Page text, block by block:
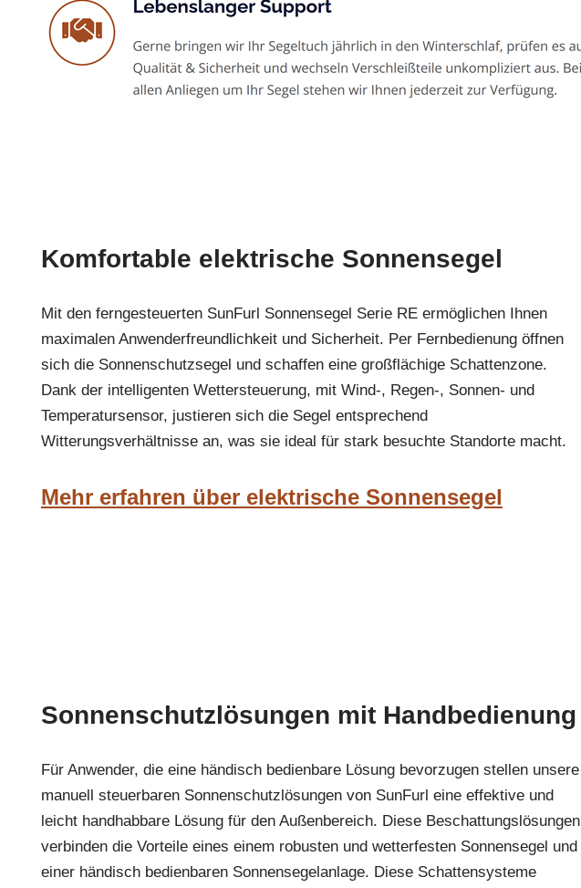
Komfortable elektrische Sonnensegel
Mit den ferngesteuerten SunFurl Sonnensegel Serie RE ermöglichen Ihnen
maximalen Anwenderfreundlichkeit und Sicherheit. Per Fernbedienung öffnen
sich die Sonnenschutzsegel und schaffen eine großflächige Schattenzone.
Dank der intelligenten Wettersteuerung, mit Wind-, Regen-, Sonnen- und
Temperatursensor, justieren sich die Segel entsprechend
Witterungsverhältnisse an, was sie ideal für stark besuchte Standorte macht.
Mehr erfahren über elektrische Sonnensegel
Sonnenschutzlösungen mit Handbedienung
Für Anwender, die eine händisch bedienbare Lösung bevorzugen stellen unsere
manuell steuerbaren Sonnenschutzlösungen von SunFurl eine effektive und
leicht handhabbare Lösung für den Außenbereich. Diese Beschattungslösungen
verbinden die Vorteile eines einem robusten und wetterfesten Sonnensegel und
einer händisch bedienbaren Sonnensegelanlage. Diese Schattensysteme